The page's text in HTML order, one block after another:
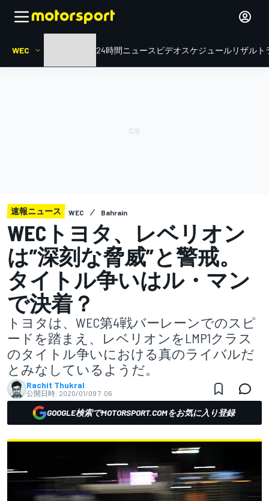
WEC ル・マン24時間ニュース ビデオスケジュールリザルト
速報ニュース WEC Bahrain
WECトヨタ、レベリオン
は”深刻な脅威”と警戒。
タイトル争いはル・マン
で決着？
トヨタは、WEC第4戦バーレーンでのスピ
ードを踏まえ、レベリオンをLMP1クラス
のタイトル争いにおける真のライバルだ
とみなしているようだ。
Rachit Thukral
公開日時: 2020/01/09 7:06
GOOGLE検索でMOTORSPORT.COMをお気に入り登録